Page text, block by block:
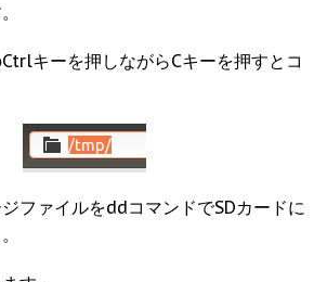
キーを押しながらCキーを押すとコ
ファイルをddコマンドでSDカードに